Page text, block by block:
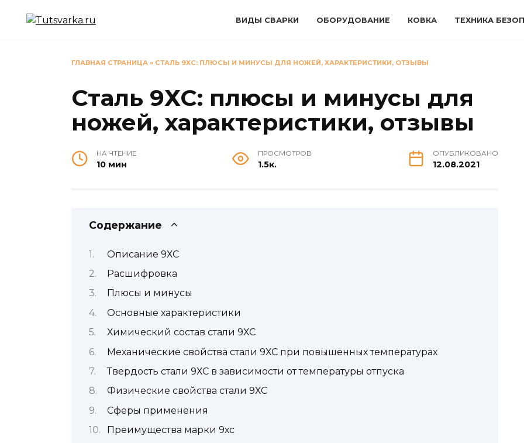
ВИДЫ СВАРКИ ОБОРУДОВАНИЕ КОВКА ТЕХНИКА
ГЛАВНАЯ СТРАНИЦА » СТАЛЬ 9ХС: ПЛЮСЫ И МИНУСЫ ДЛЯ НОЖЕЙ, ХАРАКТЕРИСТИКИ, ОТЗЫВЫ
Сталь 9ХС: плюсы и минусы для
ножей, характеристики, отзывы
НА ЧТЕНИЕ
10 мин
ПРОСМОТРОВ
1.5к.
ОПУБЛИКОВАНО
12.08.2021
Содержание
Описание 9ХС
Расшифровка
Плюсы и минусы
Основные характеристики
Химический состав стали 9ХС
Механические свойства стали 9ХС при повышенных температурах
Твердость стали 9ХС в зависимости от температуры отпуска
Физические свойства стали 9ХС
Сферы применения
Преимущества марки 9хс